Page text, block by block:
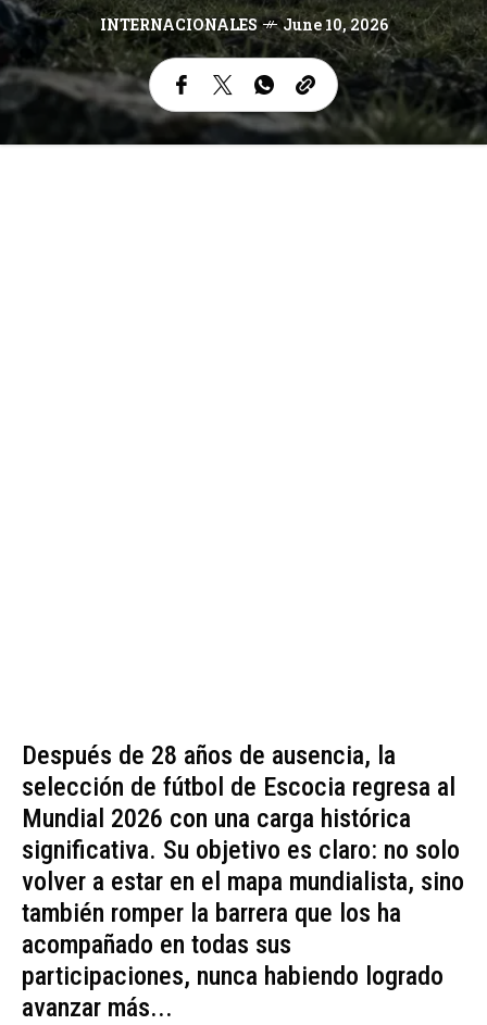
INTERNACIONALES June 10, 2026
Después de 28 años de ausencia, la
selección de fútbol de Escocia regresa al
Mundial 2026 con una carga histórica
significativa. Su objetivo es claro: no solo
volver a estar en el mapa mundialista, sino
también romper la barrera que los ha
acompañado en todas sus
participaciones, nunca habiendo logrado
avanzar más...